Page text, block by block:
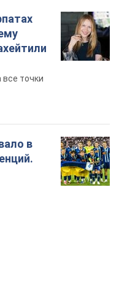
точки
в